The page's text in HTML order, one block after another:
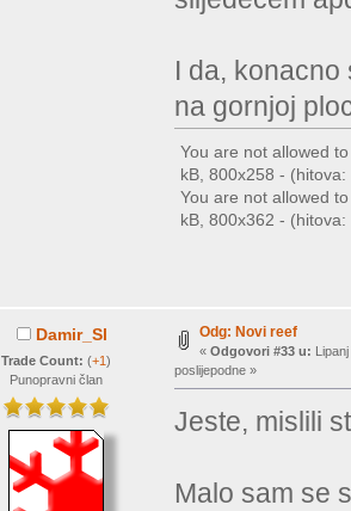
I da,
na gornjoj
You are not allowed
kB, 800x258 -
You are not allowed
kB, 800x362 -
Damir_Sl
Trade Count: (+1)
Punopravni član
Odg: Novi reef
« Odgovori #33 u:
poslijepodne »
Jeste, mislili
Malo sam se